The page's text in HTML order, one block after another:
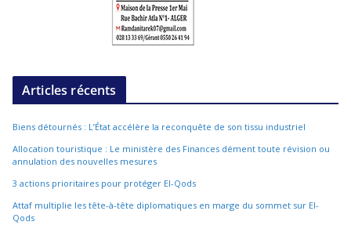
Articles récents
Biens détournés : L’État accélère la reconquête de son tissu industriel
Allocation touristique : Le ministère des Finances dément toute révision ou
annulation des nouvelles mesures
3 actions prioritaires pour protéger El-Qods
Attaf multiplie les tête-à-tête diplomatiques en marge du sommet sur El-
Qods